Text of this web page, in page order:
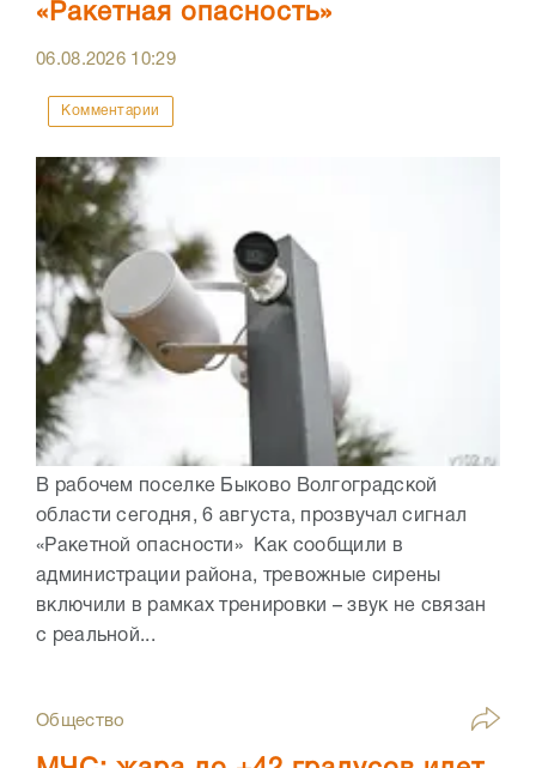
«Ракетная опасность»
06.08.2026 10:29
Комментарии
В рабочем поселке Быково Волгоградской
области сегодня, 6 августа, прозвучал сигнал
«Ракетной опасности» Как сообщили в
администрации района, тревожные сирены
включили в рамках тренировки – звук не связан
с реальной...
Общество